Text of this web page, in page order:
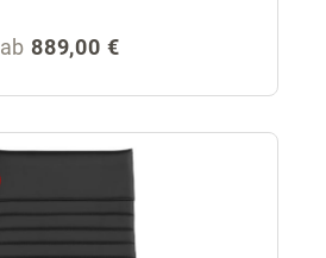
Regulärer Preis:
ab 889,00 €